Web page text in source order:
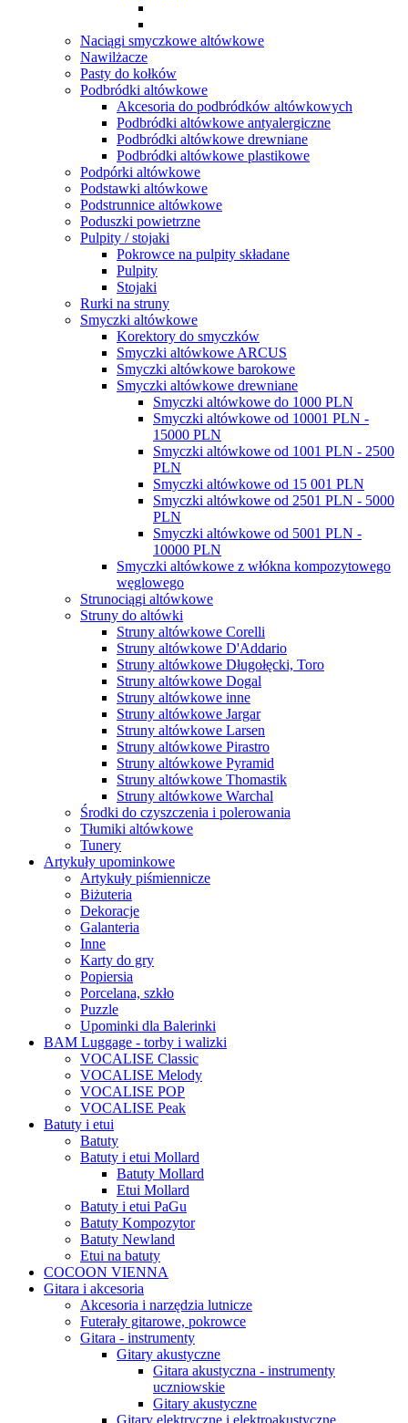
Naciągi smyczkowe altówkowe
Nawilżacze
Pasty do kołków
Podbródki altówkowe
Akcesoria do podbródków altówkowych
Podbródki altówkowe antyalergiczne
Podbródki altówkowe drewniane
Podbródki altówkowe plastikowe
Podpórki altówkowe
Podstawki altówkowe
Podstrunnice altówkowe
Poduszki powietrzne
Pulpity / stojaki
Pokrowce na pulpity składane
Pulpity
Stojaki
Rurki na struny
Smyczki altówkowe
Korektory do smyczków
Smyczki altówkowe ARCUS
Smyczki altówkowe barokowe
Smyczki altówkowe drewniane
Smyczki altówkowe do 1000 PLN
Smyczki altówkowe od 10001 PLN -
15000 PLN
Smyczki altówkowe od 1001 PLN - 2500
PLN
Smyczki altówkowe od 15 001 PLN
Smyczki altówkowe od 2501 PLN - 5000
PLN
Smyczki altówkowe od 5001 PLN -
10000 PLN
Smyczki altówkowe z włókna kompozytowego
węglowego
Strunociągi altówkowe
Struny do altówki
Struny altówkowe Corelli
Struny altówkowe D'Addario
Struny altówkowe Długołęcki, Toro
Struny altówkowe Dogal
Struny altówkowe inne
Struny altówkowe Jargar
Struny altówkowe Larsen
Struny altówkowe Pirastro
Struny altówkowe Pyramid
Struny altówkowe Thomastik
Struny altówkowe Warchal
Środki do czyszczenia i polerowania
Tłumiki altówkowe
Tunery
Artykuły upominkowe
Artykuły piśmiennicze
Biżuteria
Dekoracje
Galanteria
Inne
Karty do gry
Popiersia
Porcelana, szkło
Puzzle
Upominki dla Balerinki
BAM Luggage - torby i walizki
VOCALISE Classic
VOCALISE Melody
VOCALISE POP
VOCALISE Peak
Batuty i etui
Batuty
Batuty i etui Mollard
Batuty Mollard
Etui Mollard
Batuty i etui PaGu
Batuty Kompozytor
Batuty Newland
Etui na batuty
COCOON VIENNA
Gitara i akcesoria
Akcesoria i narzędzia lutnicze
Futerały gitarowe, pokrowce
Gitara - instrumenty
Gitary akustyczne
Gitara akustyczna - instrumenty
uczniowskie
Gitary akustyczne
Gitary elektryczne i elektroakustyczne